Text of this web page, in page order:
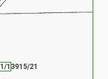
1/13915/21